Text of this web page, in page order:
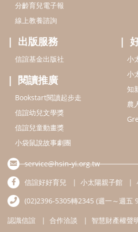
分齡育兒電子報
線上教養諮詢
出版服務
信誼基金出版社
閱讀推廣
Bookstart閱讀起步走
信誼幼兒文學獎
信誼兒童動畫獎
小袋鼠說故事劇團
小
小
知
農
service@hsin-yi.org.tw
信誼好好育兒
小太陽親子館
(02)2396-5305轉2345 (週一～週五
認識信誼 合作洽談 智慧財產權聲